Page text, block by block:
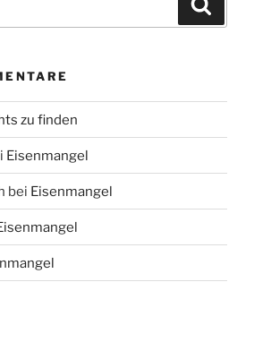
zu finden
Eisenmangel
bei Eisenmangel